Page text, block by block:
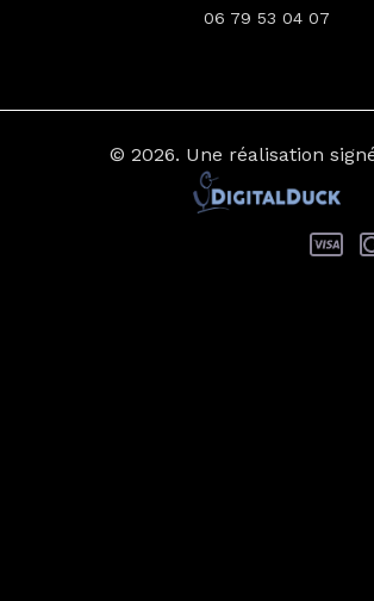
06 79 53 04 07
© 2026. Une réalisation